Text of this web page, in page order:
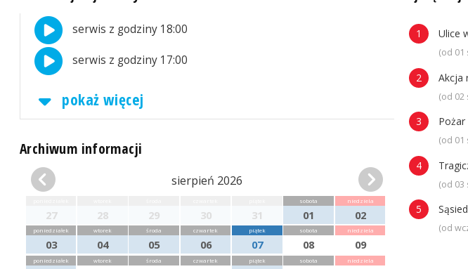
serwis z godziny 18:00
serwis z godziny 17:00
pokaż więcej
Archiwum informacji
sierpień 2026
27 28 29 30 31
sobota
01
niedziela
02
poniedziałek
03
wtorek
04
środa
05
czwartek
06
piątek
07
sobota
08
niedziela
09
poniedziałek wtorek środa czwartek piątek sobota niedziela
Ulice
(od 01
Akcja
(od 02
(od 01
(od 03
(od